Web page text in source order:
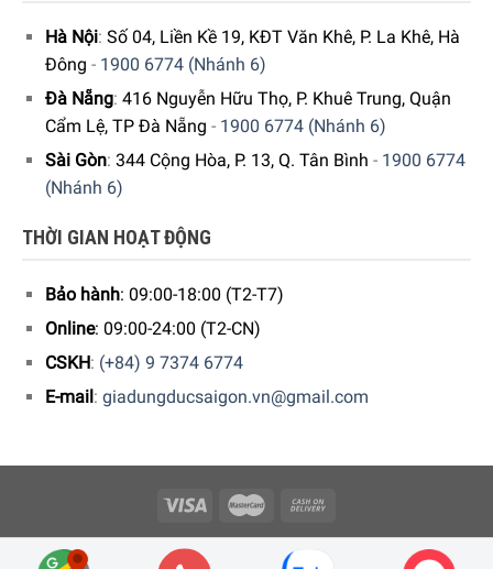
Việc xay nhuyễn hành tỏi cũng như rau củ, thịt không
còn cồng kềnh, bạn cũng không còn mất thời gian rửa
cối xay nữa
Lưỡi dao máy xay cầm tay Smeg HBF02CREU được làm
nhuyễn mọi thứ tốt nhất
Thiết kế sáng, sang trọng hiện đại, tô điểm thêm vẻ đẹp
cho căn bếp của bạn.
Hà Nội: Số 04, Liền Kề 19, KĐT Văn Khê, P. La Khê, Hà
Đông - 1900 6774 (Nhánh 6)
Đà Nẵng: 416 Nguyễn Hữu Thọ, P. Khuê Trung, Quận
Cẩm Lệ, TP Đà Nẵng - 1900 6774 (Nhánh 6)
Sài Gòn: 344 Cộng Hòa, P. 13, Q. Tân Bình - 1900 6774
(Nhánh 6)
THỜI GIAN HOẠT ĐỘNG
Bảo hành: 09:00-18:00 (T2-T7)
Online: 09:00-24:00 (T2-CN)
CSKH: (+84) 9 7374 6774
E-mail: giadungducsaigon.vn@gmail.com
Copyright 2026 © Công ty Cổ phần Minh Housewares - ĐKKD số